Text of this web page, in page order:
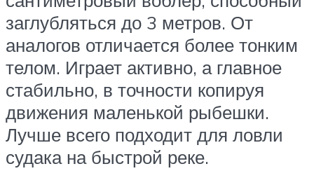
заглубляться до 3 метров. От
аналогов отличается более тонким
телом. Играет активно, а главное
стабильно, в точности копируя
движения маленькой рыбешки.
Лучше всего подходит для ловли
судака на быстрой реке.